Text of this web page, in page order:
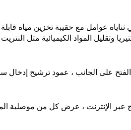
عوامل مع حقيبة تخزين مياه قابلة
وتقليل المواد الكيميائية مثل